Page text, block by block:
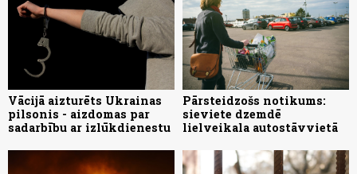
Vācijā aizturēts Ukrainas
pilsonis - aizdomas par
sadarbību ar izlūkdienestu
Pārsteidzošs notikums:
sieviete dzemdē
lielveikala autostāvvietā